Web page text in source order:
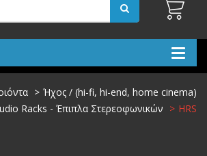
Ήχος / (hi-fi, hi-end, home cinema)
Racks - Έπιπλα Στερεοφωνικών
HRS